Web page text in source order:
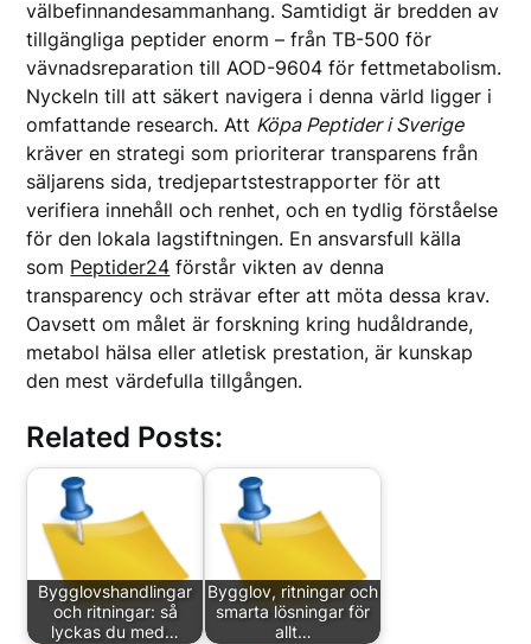
välbefinnandesammanhang. Samtidigt är bredden av
tillgängliga peptider enorm – från TB-500 för
vävnadsreparation till AOD-9604 för fettmetabolism.
Nyckeln till att säkert navigera i denna värld ligger i
omfattande research. Att Köpa Peptider i Sverige
kräver en strategi som prioriterar transparens från
säljarens sida, tredjepartstestrapporter för att
verifiera innehåll och renhet, och en tydlig förståelse
för den lokala lagstiftningen. En ansvarsfull källa
som Peptider24 förstår vikten av denna
transparency och strävar efter att möta dessa krav.
Oavsett om målet är forskning kring hudåldrande,
metabol hälsa eller atletisk prestation, är kunskap
den mest värdefulla tillgången.
Related Posts:
Bygglovshandlingar
och ritningar: så
lyckas du med…
Bygglov, ritningar och
smarta lösningar för
allt…